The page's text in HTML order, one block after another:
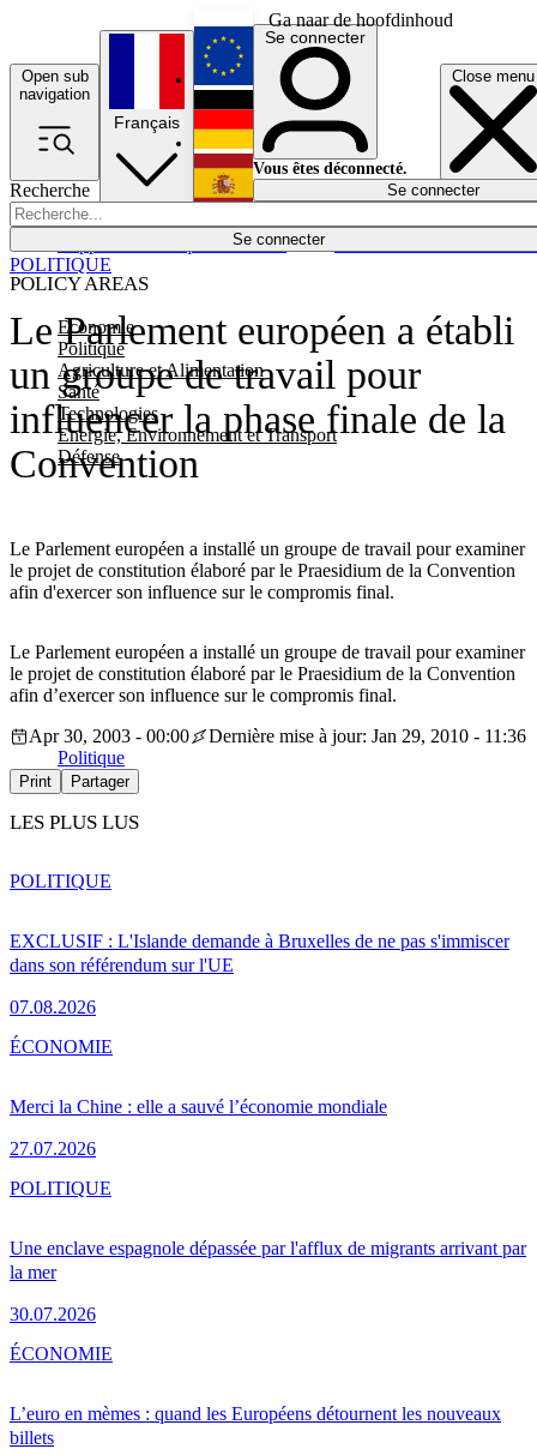
Ga naar de hoofdinhoud
Open sub
navigation
Close menu
Recherche
Se connecter
POLICY AREAS
Economie
Politique
Agriculture et Alimentation
Santé
Technologies
Energie, Environnement et Transport
Défense
Économie
Français
English
Deutsch
Español
Se connecter
Vous êtes déconnecté.
Se connecter
Le Parlement européen a établi
un groupe de travail pour
influencer la phase finale de la
Convention
Le Parlement européen a installé un groupe de travail pour examiner
le projet de constitution élaboré par le Praesidium de la Convention
afin d'exercer son influence sur le compromis final.
POLITIQUE
Le Parlement européen a installé un groupe de travail pour examiner
le projet de constitution élaboré par le Praesidium de la Convention
afin d’exercer son influence sur le compromis final.
Apr 30, 2003 - 00:00
Dernière mise à jour: Jan 29, 2010 - 11:36
Politique
Print Partager
LES PLUS LUS
EXCLUSIF : L'Islande demande à Bruxelles de ne pas s'immiscer
dans son référendum sur l'UE
07.08.2026
POLITIQUE
Merci la Chine : elle a sauvé l’économie mondiale
27.07.2026
ÉCONOMIE
Une enclave espagnole dépassée par l'afflux de migrants arrivant par
la mer
30.07.2026
POLITIQUE
L’euro en mèmes : quand les Européens détournent les nouveaux
billets
ÉCONOMIE